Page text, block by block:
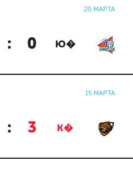
20 МАРТА
: 0 Ю�
15 МАРТА
: 3 К�